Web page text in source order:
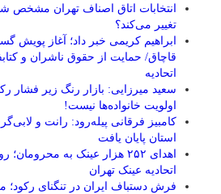
انتخابات اتاق اصناف تهران مشخص
تغییر می‌کند؟
ابراهیم کریمی خبر داد؛ آغاز پویش
قاچاق/ حمایت از حقوق ناشران و
اتحادیه
سعید میرزایی: بازار رنگ زیر فشار
اولویت خانواده‌ها نیست!
کامبیز فرقانی پیله‌رود: رانت و
استان پایان یافت
اهدای ۲۵۲ هزار عینک به
اتحادیه عینک تهران